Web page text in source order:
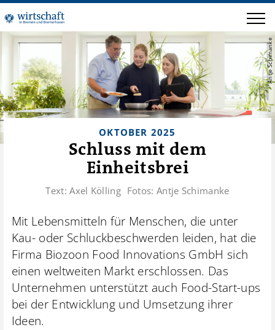
Antje Schimanke
OKTOBER 2025
Schluss mit dem
Einheitsbrei
Text:Axel Kölling Fotos: Antje Schimanke
Mit Lebensmitteln für Menschen, die unter
Kau- oder Schluckbeschwerden leiden, hat die
Firma Biozoon Food Innovations GmbH sich
einen weltweiten Markt erschlossen. Das
Unternehmen unterstützt auch Food-Start-ups
bei der Entwicklung und Umsetzung ihrer
Ideen.